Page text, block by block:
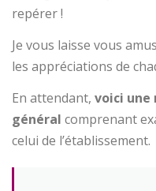
repérer !
Je vous laisse vous
les appréciations de
En attendant, voici une
général comprenant
celui de l’établissement.